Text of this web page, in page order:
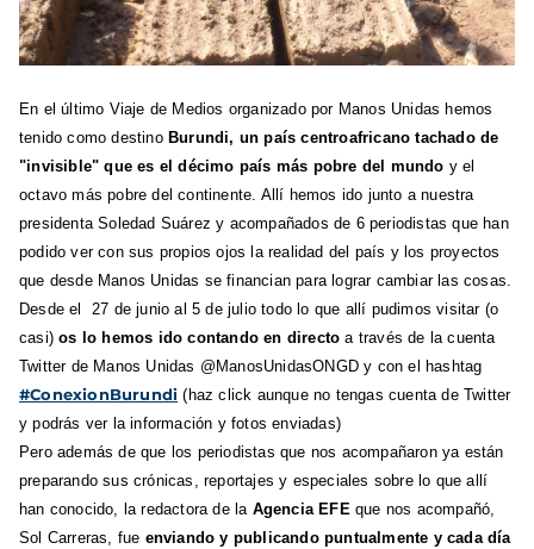
En el último Viaje de Medios organizado por Manos Unidas hemos
tenido como destino Burundi, un país centroafricano tachado de
"invisible" que es el décimo país más pobre del mundo y el
octavo más pobre del continente. Allí hemos ido junto a nuestra
presidenta Soledad Suárez y acompañados de 6 periodistas que han
podido ver con sus propios ojos la realidad del país y los proyectos
que desde Manos Unidas se financian para lograr cambiar las cosas.
Desde el 27 de junio al 5 de julio todo lo que allí pudimos visitar (o
casi)os lo hemos ido contando en directo a través de la cuenta
Twitter de Manos Unidas @ManosUnidasONGD y con el hashtag
#ConexionBurundi (haz click aunque no tengas cuenta de Twitter
y podrás ver la información y fotos enviadas)
Pero además de que los periodistas que nos acompañaron ya están
preparando sus crónicas, reportajes y especiales sobre lo que allí
han conocido, la redactora de laAgencia EFEque nos acompañó,
Sol Carreras, fue enviando y publicando puntualmente y cada día